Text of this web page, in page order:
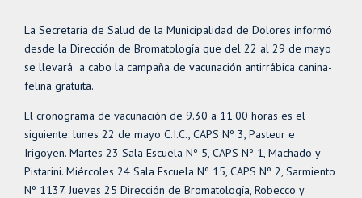
La Secretaría de Salud de la Municipalidad de Dolores informó
desde la Dirección de Bromatología que del 22 al 29 de mayo
se llevará a cabo la campaña de vacunación antirrábica canina-
felina gratuita.
El cronograma de vacunación de 9.30 a 11.00 horas es el
siguiente: lunes 22 de mayo C.I.C., CAPS Nº 3, Pasteur e
Irigoyen. Martes 23 Sala Escuela Nº 5, CAPS Nº 1, Machado y
Pistarini. Miércoles 24 Sala Escuela Nº 15, CAPS Nº 2, Sarmiento
Nº 1137. Jueves 25 Dirección de Bromatología, Robecco y